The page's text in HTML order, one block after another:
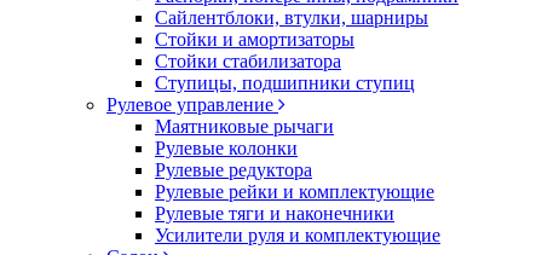
Сайлентблоки, втулки, шарниры
Стойки и амортизаторы
Стойки стабилизатора
Ступицы, подшипники ступиц
Рулевое управление
Маятниковые рычаги
Рулевые колонки
Рулевые редуктора
Рулевые рейки и комплектующие
Рулевые тяги и наконечники
Усилители руля и комплектующие